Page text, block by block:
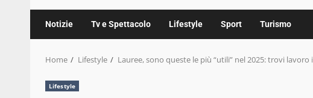
Notizie Tv e Spettacolo Lifestyle Sport Turismo
Home Lifestyle Lauree, sono queste le più “utili” nel 2025: trovi lavoro
Lifestyle